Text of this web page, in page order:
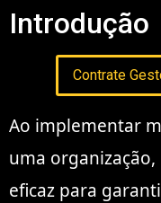
Introdução
Contrate
Ao implementar
uma
eficaz para